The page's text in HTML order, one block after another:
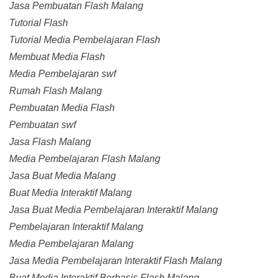
Jasa Pembuatan Flash Malang
Tutorial Flash
Tutorial Media Pembelajaran Flash
Membuat Media Flash
Media Pembelajaran swf
Rumah Flash Malang
Pembuatan Media Flash
Pembuatan swf
Jasa Flash Malang
Media Pembelajaran Flash Malang
Jasa Buat Media Malang
Buat Media Interaktif Malang
Jasa Buat Media Pembelajaran Interaktif Malang
Pembelajaran Interaktif Malang
Media Pembelajaran Malang
Jasa Media Pembelajaran Interaktif Flash Malang